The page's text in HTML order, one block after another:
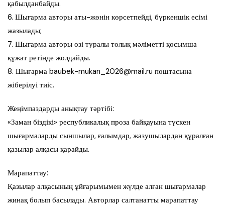
қабылданбайды.
6. Шығарма авторы аты-жөнін көрсетпейді, бүркеншік есімі
жазылады;
7. Шығарма авторы өзі туралы толық мәліметті қосымша
құжат ретінде жолдайды.
8. Шығарма baubek-mukan_2026@mail.ru поштасына
жіберілуі тиіс.
Жеңімпаздарды анықтау тәртібі:
«Заман біздікі» республикалық проза байқауына түскен
шығармаларды сыншылар, ғалымдар, жазушылардан құралған
қазылар алқасы қарайды.
Марапаттау:
Қазылар алқасының ұйғарымымен жүлде алған шығармалар
жинақ болып басылады. Авторлар салтанатты марапаттау